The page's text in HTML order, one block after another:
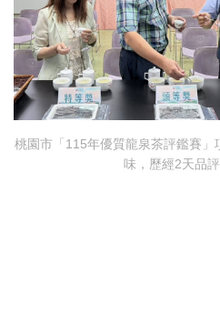
桃園市「115年優質龍泉茶評鑑賽
味，歷經2天品評